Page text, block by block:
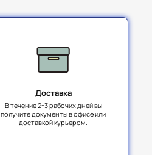
Доставка
В течение 2-3 рабочих дней вы
получите документы в офисе или
доставкой курьером.